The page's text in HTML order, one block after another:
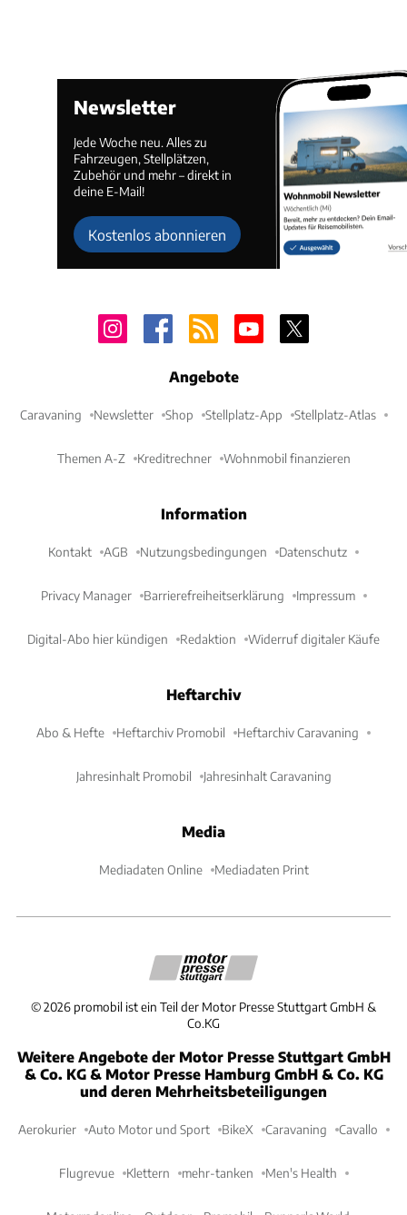
Newsletter
Jede Woche neu. Alles zu
Fahrzeugen, Stellplätzen,
Zubehör und mehr – direkt in
deine E-Mail!
Kostenlos abonnieren
Angebote
Caravaning Newsletter Shop Stellplatz-App Stellplatz-Atlas
Themen A-Z Kreditrechner Wohnmobil finanzieren
Information
Kontakt AGB Nutzungsbedingungen Datenschutz
Privacy Manager Barrierefreiheitserklärung Impressum
Digital-Abo hier kündigen Redaktion Widerruf digitaler Käufe
Heftarchiv
Abo & Hefte Heftarchiv Promobil Heftarchiv Caravaning
Jahresinhalt Promobil Jahresinhalt Caravaning
Media
Mediadaten Online Mediadaten Print
©2026 promobil ist ein Teil der Motor Presse Stuttgart GmbH &
Co.KG
Weitere Angebote der Motor Presse Stuttgart GmbH
& Co. KG & Motor Presse Hamburg GmbH & Co. KG
und deren Mehrheitsbeteiligungen
Aerokurier Auto Motor und Sport BikeX Caravaning Cavallo
Flugrevue Klettern mehr-tanken Men's Health